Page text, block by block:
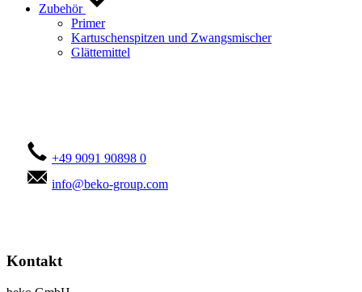
Zubehör
Primer
Kartuschenspitzen und Zwangsmischer
Glättemittel
+49 9091 90898 0
info@beko-group.com
Kontakt